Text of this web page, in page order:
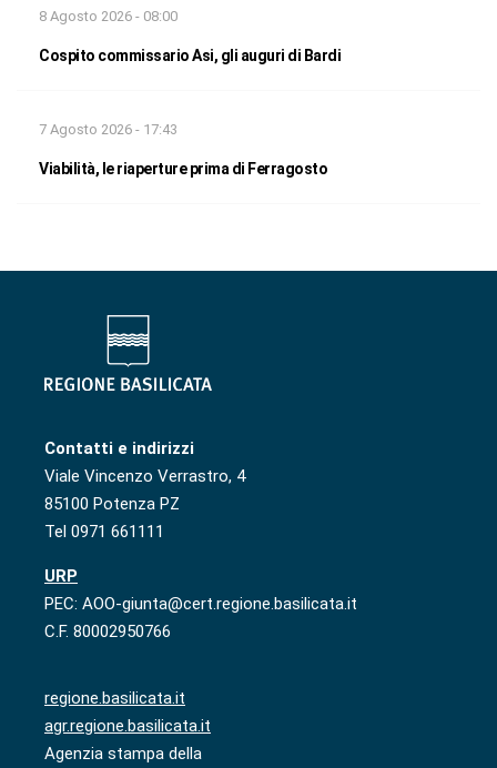
8 Agosto 2026 - 08:00
Cospito commissario Asi, gli auguri di Bardi
7 Agosto 2026 - 17:43
Viabilità, le riaperture prima di Ferragosto
Contatti e indirizzi
Viale Vincenzo Verrastro, 4
85100 Potenza PZ
Tel 0971 661111
URP
PEC: AOO-giunta@cert.regione.basilicata.it
C.F. 80002950766
regione.basilicata.it
agr.regione.basilicata.it
Agenzia stampa della